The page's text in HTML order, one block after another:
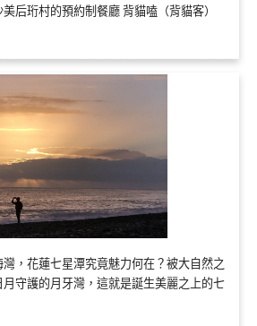
后珩村的預約制餐廳 背貓嗑（背貓客）
，花蓮七星潭究竟魅力何在？被大自然之
守護的月牙灣，這就是誕生美麗之上的七